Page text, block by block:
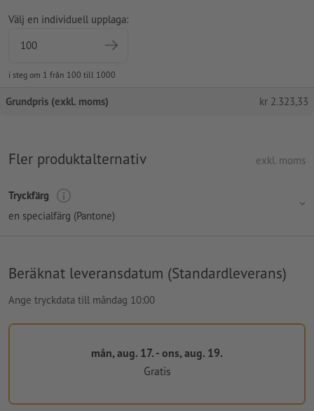
Välj en individuell upplaga:
i steg om 1 från 100 till 1000
Grundpris (exkl. moms) kr 2.323,33
Fler produktalternativ exkl. moms
Tryckfärg
en specialfärg (Pantone)
Beräknat leveransdatum (Standardleverans)
Ange tryckdata till måndag 10:00
mån, aug. 17. - ons, aug. 19.
Gratis